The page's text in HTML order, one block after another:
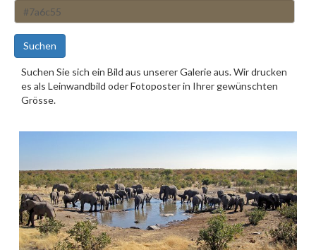
Suchen
Suchen Sie sich ein Bild aus unserer Galerie aus. Wir drucken
es als Leinwandbild oder Fotoposter in Ihrer gewünschten
Grösse.